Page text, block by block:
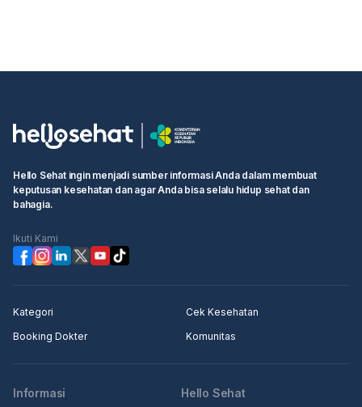
Hello Sehat ingin menjadi sumber informasi Anda dalam membuat
keputusan kesehatan dan agar Anda bisa selalu hidup sehat dan
bahagia.
Ikuti Kami
Kategori
Cek Kesehatan
Booking Dokter
Komunitas
Informasi Hello Sehat